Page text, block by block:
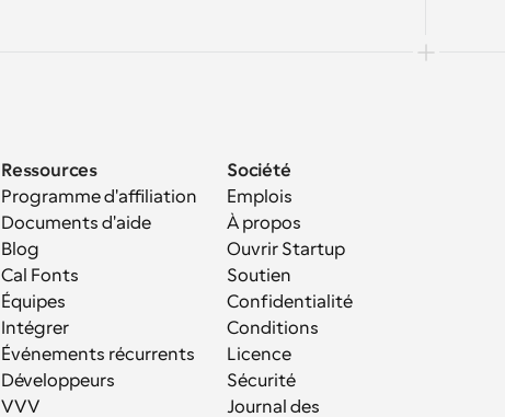
Ressources
Programme d'affiliation
Documents d'aide
Blog
Cal Fonts
Équipes
Intégrer
Événements récurrents
Développeurs
VVV
Société
Emplois
À propos
Ouvrir Startup
Soutien
Confidentialité
Conditions
Licence
Sécurité
Journal des